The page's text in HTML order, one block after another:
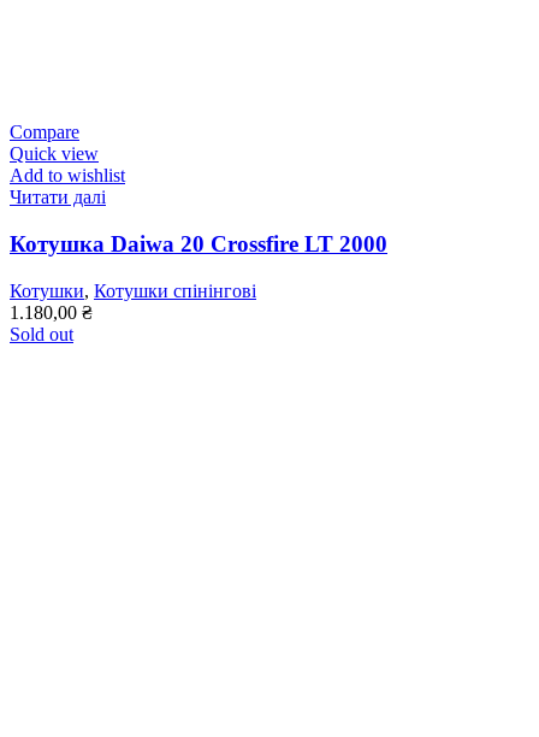
Compare
Quick view
Add to wishlist
Читати далі
Котушка Daiwa 20 Crossfire LT 2000
Котушки, Котушки спінінгові
1.180,00 ₴
Sold out